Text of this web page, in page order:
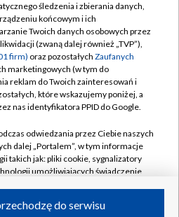
TVP
TVP
prywatności
zgody
Pomoc
Kontakt
Kanały
śledzenia i zbierania danych,
końcowym i ich
Twoich danych osobowych przez
(zwaną dalej również „TVP”),
firm) oraz pozostałych Zaufanych
marketingowych (w tym do
reklam do Twoich zainteresowań i
które wskazujemy poniżej, a
nas identyfikatora PPID do Google.
odwiedzania przez Ciebie naszych
dalej „Portalem”, w tym informacje
takich jak: pliki cookie, sygnalizatory
umożliwiających świadczenie
do serwisu